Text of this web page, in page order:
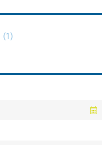
(1)